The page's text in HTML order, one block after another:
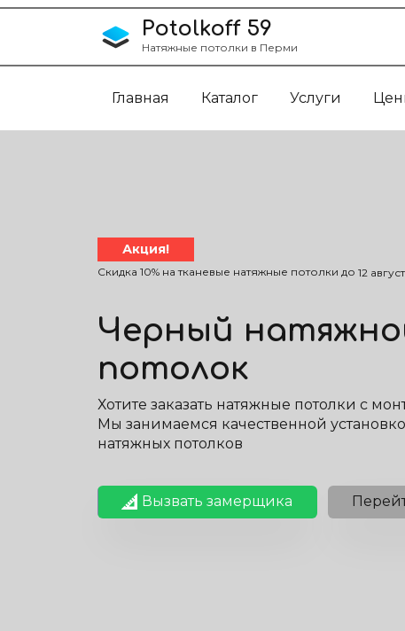
Перейти к содержанию
Potolkoff 59
Натяжные потолки в Перми
Главная Каталог Услуги
Акция!
Скидка 10% на тканевые натяжные потолки до 12
Черный
потолок
Хотите заказать натяжные потолки с
Мы занимаемся качественной
натяжных потолков
Вызвать замерщика